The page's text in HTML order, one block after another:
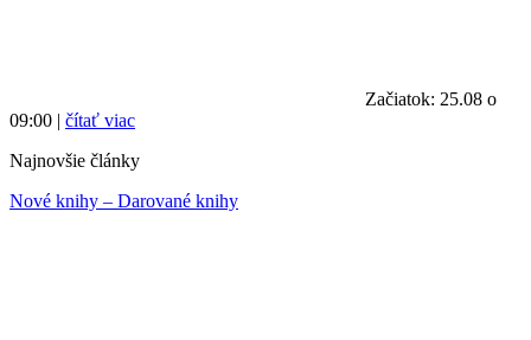
Začiatok: 25.08 o
09:00 | čítať viac
Najnovšie články
Nové knihy – Darované knihy